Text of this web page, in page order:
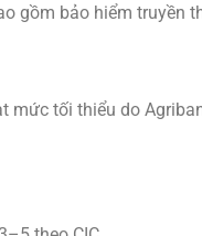
gồm bảo hiểm truyền
mức tối thiểu do